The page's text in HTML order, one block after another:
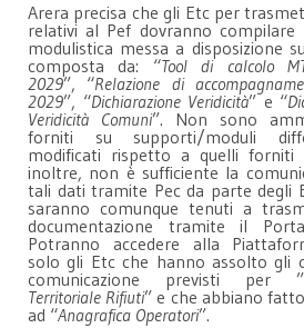
Arera precisa che gli Etc per
relativi al Pef dovranno compilare
modulistica messa a disposizione
composta da: “Tool di calcolo
2029”, “Relazione di
2029”, “Dichiarazione Veridicità” e “
Veridicità Comuni”. Non sono
forniti su supporti/moduli
modificati rispetto a quelli forniti
inoltre, non è sufficiente la
tali dati tramite Pec da parte degli
saranno comunque tenuti a
documentazione tramite il
Potranno accedere alla
solo gli Etc che hanno assolto gli
comunicazione previsti per ”
Territoriale Rifiuti” e che abbiano fatto
ad “Anagrafica Operatori”.